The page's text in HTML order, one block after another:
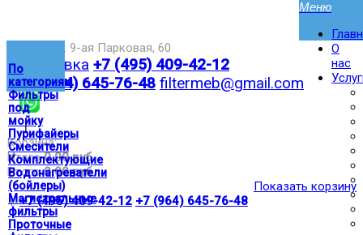
По
категориям
Фильтры
под
мойку
Пурифайеры
Смесители
Комплектующие
Водонагреватели
(бойлеры)
Магистральные
фильтры
Проточные
Москва,ул. 9-ая Парковая, 60
Доставка +7 (495) 409-42-12
+7 (964) 645-76-48 filtermeb@gmail.com
|
Корзина:
Итого0.00 руб
Итого0.00 руб
Показать корзину
| +7 (495) 409-42-12 +7 (964) 645-76-48
О
нас